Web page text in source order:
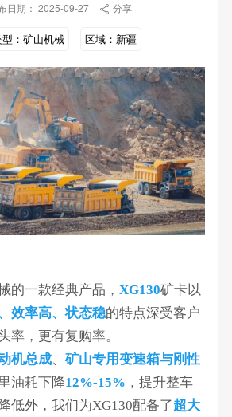
日期： 2025-09-27  分享
： 矿山机械 区域： 新疆
的一款经典产品， XG130矿卡以
效率高、状态稳的特点深受客户
率，更有复购率。
机总成、 矿山专用变速箱与刚性
油耗下降12%-15% ，提升整车
低外，我们为XG130配备了超大